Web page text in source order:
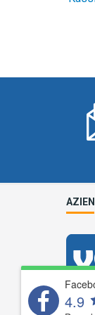
4.9